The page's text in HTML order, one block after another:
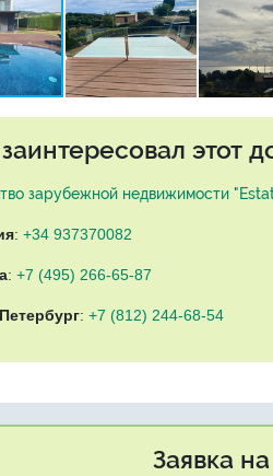
этот
зарубежной недвижимости
: +34 937370082
: +7 (495) 266-65-87
: +7 (812) 244-68-54
Заявка